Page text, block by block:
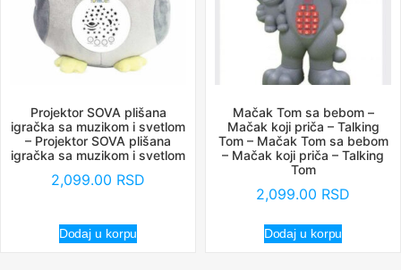
Projektor SOVA plišana
igračka sa muzikom i svetlom
– Projektor SOVA plišana
igračka sa muzikom i svetlom
2,099.00 RSD
Dodaj u korpu
Mačak Tom sa bebom –
Mačak koji priča – Talking
Tom – Mačak Tom sa bebom
– Mačak koji priča – Talking
Tom
2,099.00 RSD
Dodaj u korpu